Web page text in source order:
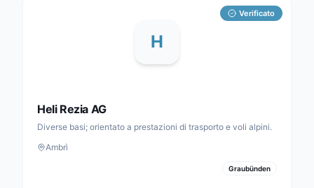
H
Verificato
Heli Rezia AG
Diverse basi; orientato a prestazioni di trasporto e voli alpini.
Ambrì
Graubünden